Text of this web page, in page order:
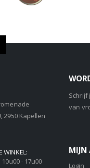
2950 Kapellen
WINKEL:
- 17u00
Schrijf
van
MIJN
Login